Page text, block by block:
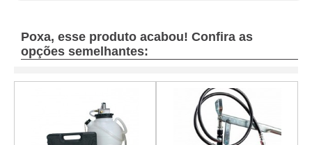
Poxa, esse produto acabou! Confira as
opções semelhantes: